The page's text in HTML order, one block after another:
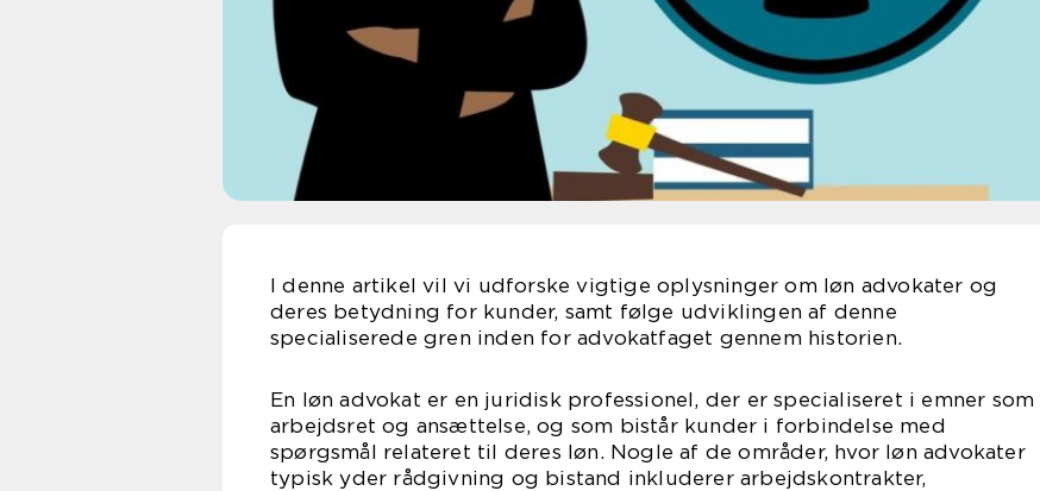
I denne artikel vil vi udforske vigtige oplysninger om løn advokater og
deres betydning for kunder, samt følge udviklingen af denne
specialiserede gren inden for advokatfaget gennem historien.
En løn advokat er en juridisk professionel, der er specialiseret i emner som
arbejdsret og ansættelse, og som bistår kunder i forbindelse med
spørgsmål relateret til deres løn. Nogle af de områder, hvor løn advokater
typisk yder rådgivning og bistand inkluderer arbejdskontrakter,